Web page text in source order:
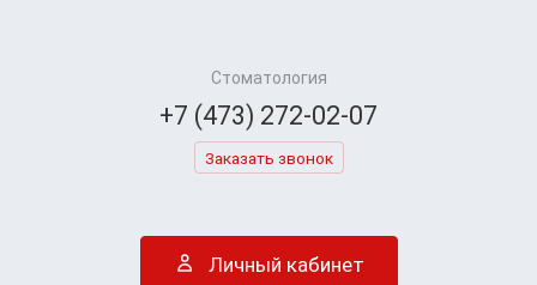
Стоматология
+7 (473) 272-02-07
Заказать звонок
Личный кабинет